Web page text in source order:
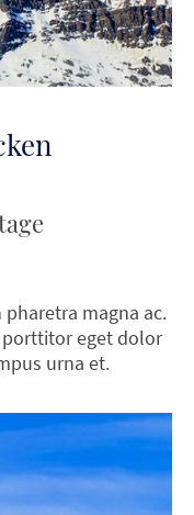
magna ac.
porttitor eget dolor
urna et.